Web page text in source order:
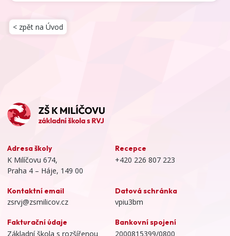
< zpět na Úvod
Adresa školy
K Milíčovu 674,
Praha 4 – Háje, 149 00
Recepce
+420 226 807 223
Kontaktní email
zsrvj@zsmilicov.cz
Datová schránka
vpiu3bm
Fakturační údaje
Základní škola s rozšířenou
Bankovní spojení
2000815399/0800